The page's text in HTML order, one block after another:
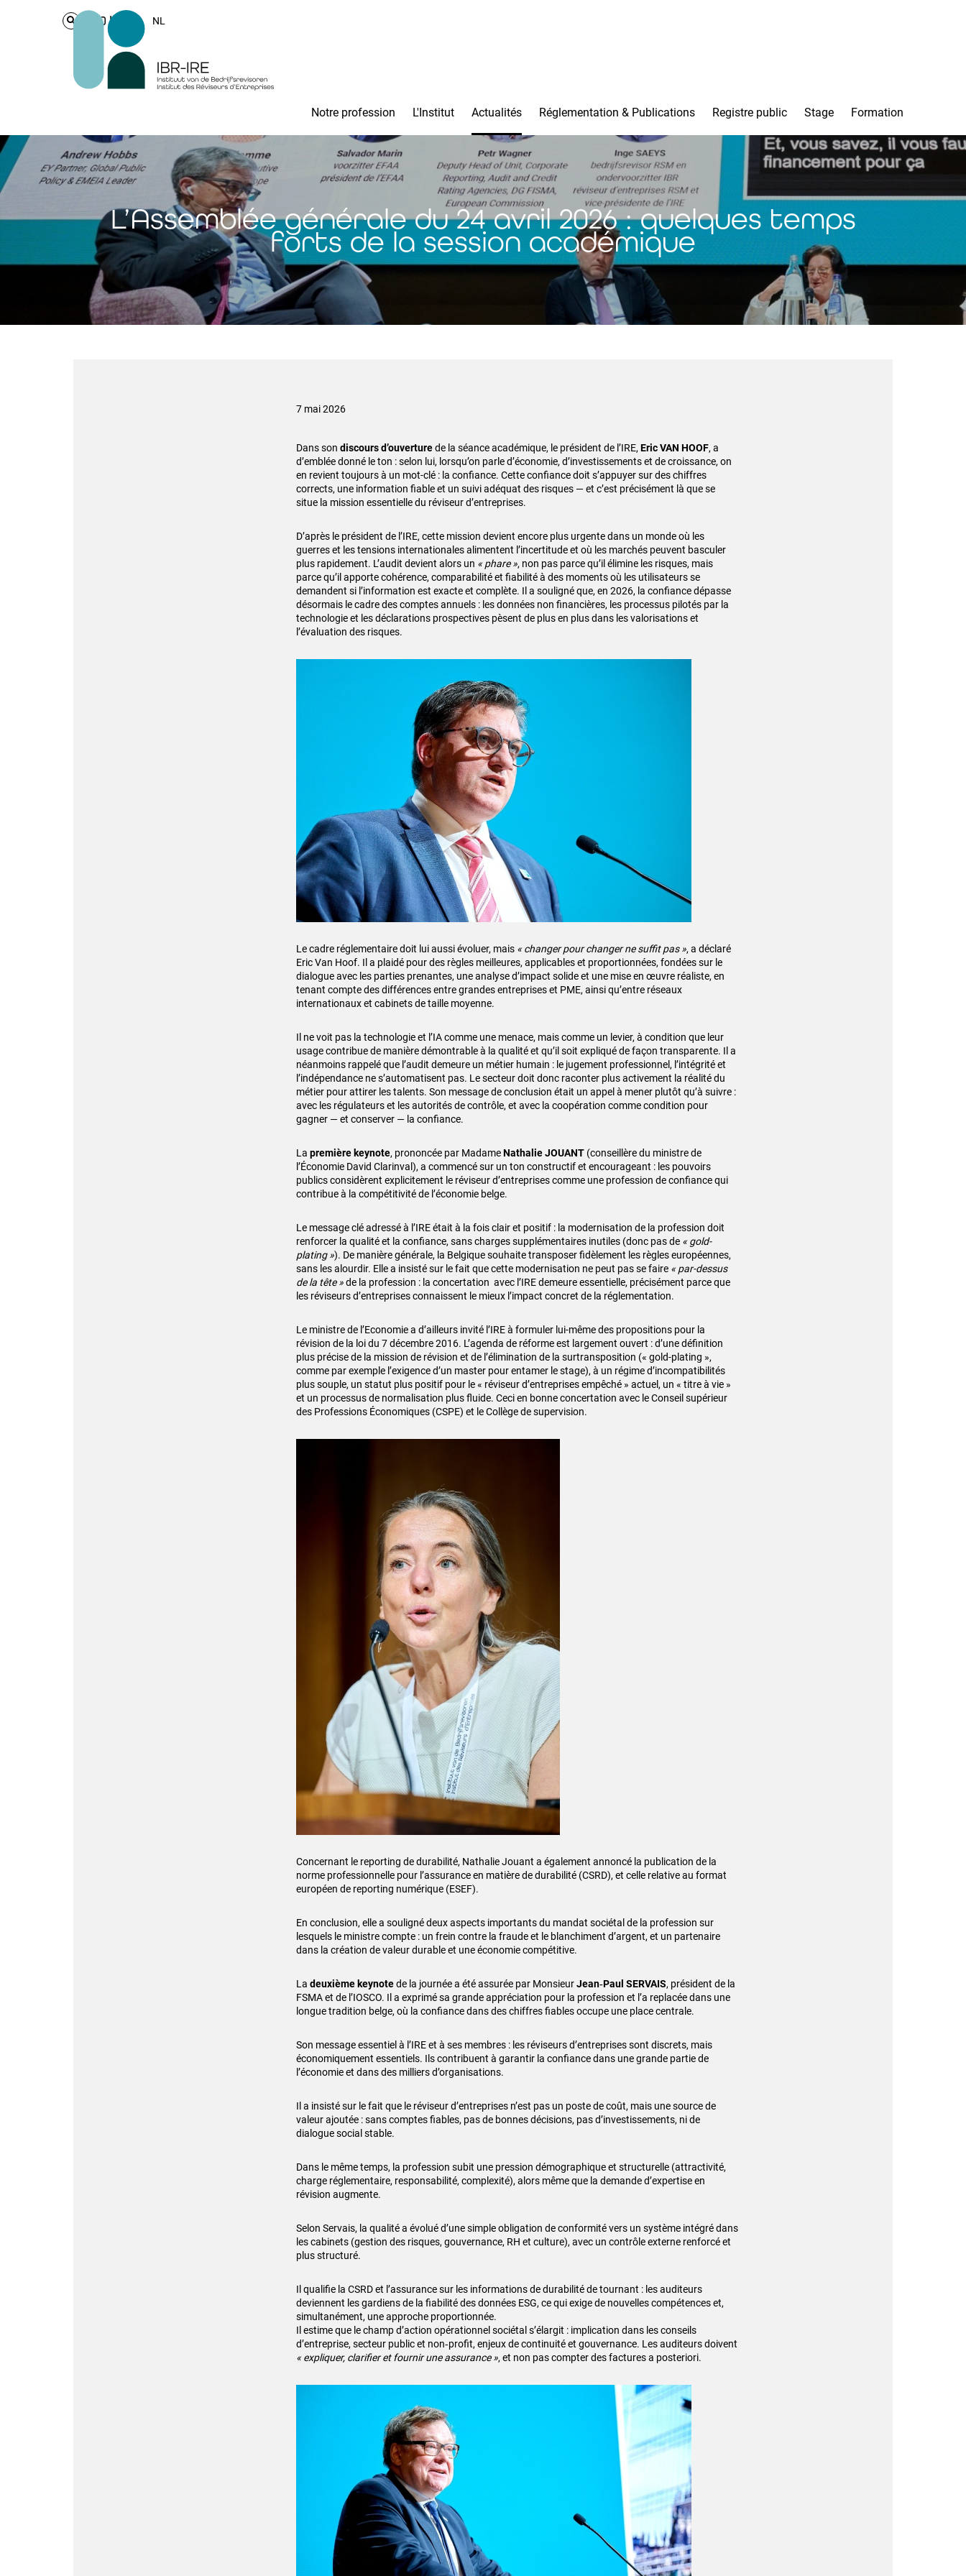
Login NL
Notre profession L'Institut Actualités Réglementation & Publications Registre public Stage Formation
L’Assemblée générale du 24 avril 2026 : quelques temps
forts de la session académique
7 mai 2026
Dans son discours d’ouverturede la séance académique, le président de l’IRE, Eric VAN HOOF, a
d’emblée donné le ton : selon lui, lorsqu’on parle d’économie, d’investissements et de croissance, on
en revient toujours à un mot-clé : la confiance. Cette confiance doit s’appuyer sur des chiffres
corrects, une information fiable et un suivi adéquat des risques — et c’est précisément là que se
situe la mission essentielle du réviseur d’entreprises.
D’après le président de l’IRE, cette mission devient encore plus urgente dans un monde où les
guerres et les tensions internationales alimentent l’incertitude et où les marchés peuvent basculer
plus rapidement. L’audit devient alors un « phare », non pas parce qu’il élimine les risques, mais
parce qu’il apporte cohérence, comparabilité et fiabilité à des moments où les utilisateurs se
demandent si l’information est exacte et complète. Il a souligné que, en 2026, la confiance dépasse
désormais le cadre des comptes annuels : les données non financières, les processus pilotés par la
technologie et les déclarations prospectives pèsent de plus en plus dans les valorisations et
l’évaluation des risques.
Le cadre réglementaire doit lui aussi évoluer, mais « changer pour changer ne suffit pas », a déclaré
Eric Van Hoof. Il a plaidé pour des règles meilleures, applicables et proportionnées, fondées sur le
dialogue avec les parties prenantes, une analyse d’impact solide et une mise en œuvre réaliste, en
tenant compte des différences entre grandes entreprises et PME, ainsi qu’entre réseaux
internationaux et cabinets de taille moyenne.
Il ne voit pas la technologie et l’IA comme une menace, mais comme un levier, à condition que leur
usage contribue de manière démontrable à la qualité et qu’il soit expliqué de façon transparente. Il a
néanmoins rappelé que l’audit demeure un métier humain : le jugement professionnel, l’intégrité et
l’indépendance ne s’automatisent pas. Le secteur doit donc raconter plus activement la réalité du
métier pour attirer les talents. Son message de conclusion était un appel à mener plutôt qu’à suivre :
avec les régulateurs et les autorités de contrôle, et avec la coopération comme condition pour
gagner — et conserver — la confiance.
La première keynote, prononcée par MadameNathalie JOUANT (conseillère du ministre de
l’Économie David Clarinval), a commencé sur un ton constructif et encourageant : les pouvoirs
publics considèrent explicitement le réviseur d’entreprises comme une profession de confiance qui
contribue à la compétitivité de l’économie belge.
Le message clé adressé à l’IRE était à la fois clair et positif : la modernisation de la profession doit
renforcer la qualité et la confiance, sans charges supplémentaires inutiles (donc pas de « gold-
plating »). De manière générale, la Belgique souhaite transposer fidèlement les règles européennes,
sans les alourdir. Elle a insisté sur le fait que cette modernisation ne peut pas se faire « par-dessus
de la tête »de la profession : la concertation avec l’IRE demeure essentielle, précisément parce que
les réviseurs d’entreprises connaissent le mieux l’impact concret de la réglementation.
Le ministre de l’Economie a d’ailleurs invité l’IRE à formuler lui-même des propositions pour la
révision de la loi du 7 décembre 2016. L’agenda de réforme est largement ouvert : d’une définition
plus précise de la mission de révision et de l’élimination de la surtransposition (« gold-plating »,
comme par exemple l’exigence d’un master pour entamer le stage), à un régime d’incompatibilités
plus souple, un statut plus positif pour le « réviseur d’entreprises empêché » actuel, un « titre à vie »
et un processus de normalisation plus fluide. Ceci en bonne concertation avec le Conseil supérieur
des Professions Économiques (CSPE) et le Collège de supervision.
Concernant le reporting de durabilité, Nathalie Jouant a également annoncé la publication de la
norme professionnelle pour l’assurance en matière de durabilité (CSRD), et celle relative au format
européen de reporting numérique (ESEF).
En conclusion, elle a souligné deux aspects importants du mandat sociétal de la profession sur
lesquels le ministre compte : un frein contre la fraude et le blanchiment d’argent, et un partenaire
dans la création de valeur durable et une économie compétitive.
La deuxième keynotede la journée a été assurée par MonsieurJean‑Paul SERVAIS, président de la
FSMA et de l’IOSCO. Il a exprimé sa grande appréciation pour la profession et l’a replacée dans une
longue tradition belge, où la confiance dans des chiffres fiables occupe une place centrale.
Son message essentiel à l’IRE et à ses membres : les réviseurs d’entreprises sont discrets, mais
économiquement essentiels. Ils contribuent à garantir la confiance dans une grande partie de
l’économie et dans des milliers d’organisations.
Il a insisté sur le fait que le réviseur d’entreprises n’est pas un poste de coût, mais une source de
valeur ajoutée : sans comptes fiables, pas de bonnes décisions, pas d’investissements, ni de
dialogue social stable.
Dans le même temps, la profession subit une pression démographique et structurelle (attractivité,
charge réglementaire, responsabilité, complexité), alors même que la demande d’expertise en
révision augmente.
Selon Servais, la qualité a évolué d’une simple obligation de conformité vers un système intégré dans
les cabinets (gestion des risques, gouvernance, RH et culture), avec un contrôle externe renforcé et
plus structuré.
Il qualifie la CSRD et l’assurance sur les informations de durabilité de tournant : les auditeurs
deviennent les gardiens de la fiabilité des données ESG, ce qui exige de nouvelles compétences et,
simultanément, une approche proportionnée.
Il estime que le champ d’action opérationnel sociétal s’élargit : implication dans les conseils
d’entreprise, secteur public et non‑profit, enjeux de continuité et gouvernance. Les auditeurs doivent
« expliquer, clarifier et fournir une assurance », et non pas compter des factures a posteriori.